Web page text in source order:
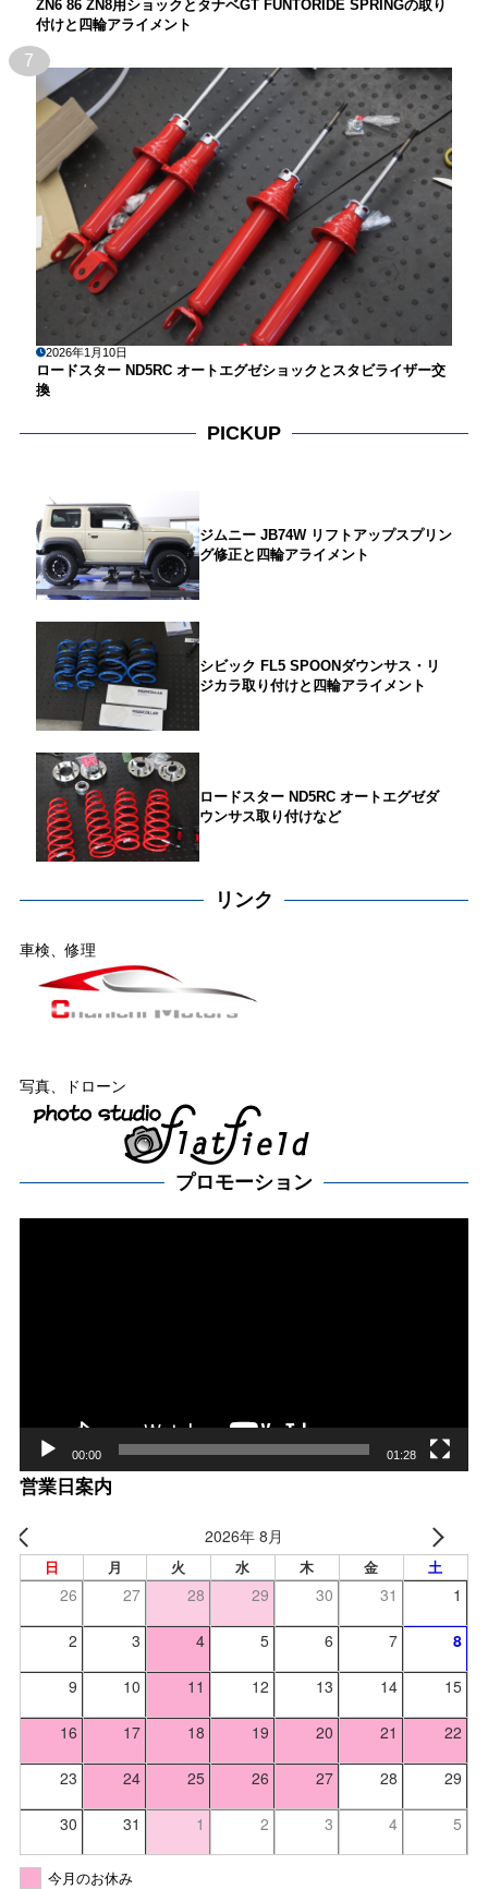
ZN6 86 ZN8用ショックとタナベGT FUNTORIDE SPRINGの取り
付けと四輪アライメント
7
2026年1月10日
ロードスター ND5RC オートエグゼショックとスタビライザー交
換
PICKUP
ジムニー JB74W リフトアップスプリン
グ修正と四輪アライメント
シビック FL5 SPOONダウンサス・リ
ジカラ取り付けと四輪アライメント
ロードスター ND5RC オートエグゼダ
ウンサス取り付けなど
リンク
車検、修理
写真、ドローン
プロモーション
00:00 01:28
営業日案内
2026年 8月
日 月 火 水 木 金 土
26 27 28 29 30 31 1
2 3 4 5 6 7 8
9 10 11 12 13 14 15
16 17 18 19 20 21 22
23 24 25 26 27 28 29
30 31 1 2 3 4 5
今月のお休み